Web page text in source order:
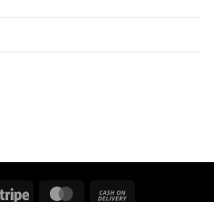
Stripe MasterCard